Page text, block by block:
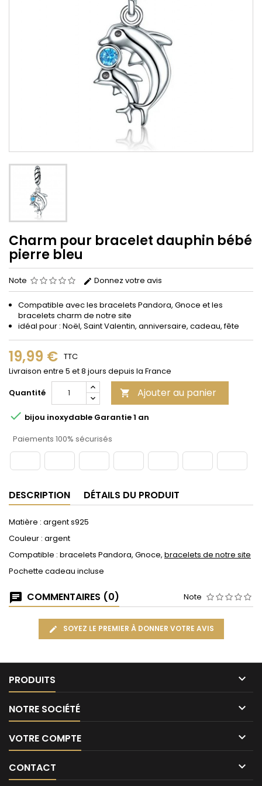
Charm pour bracelet dauphin bébé
pierre bleu
Note Donnez votre avis
Compatible avec les bracelets Pandora, Gnoce et les
bracelets charm de notre site
idéal pour : Noël, Saint Valentin, anniversaire, cadeau, fête
19,99 € TTC
Livraison entre 5 et 8 jours depuis la France
Quantité
 Ajouter au panier
 bijou inoxydable Garantie 1 an
Paiements 100% sécurisés
DESCRIPTION DÉTAILS DU PRODUIT
Matière : argent s925
Couleur : argent
Compatible : bracelets Pandora, Gnoce, bracelets de notre site
Pochette cadeau incluse
COMMENTAIRES (0) Note
SOYEZ LE PREMIER À DONNER VOTRE AVIS
PRODUITS 
NOTRE SOCIÉTÉ 
VOTRE COMPTE 
CONTACT 